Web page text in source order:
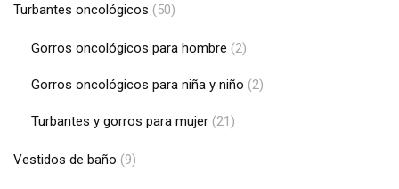
Turbantes oncológicos (50)
Gorros oncológicos para hombre (2)
Gorros oncológicos para niña y niño (2)
Turbantes y gorros para mujer (21)
Vestidos de baño (9)